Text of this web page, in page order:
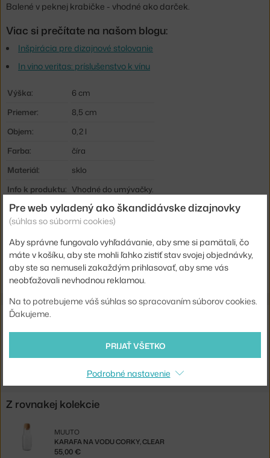
Balené v peknej krabičke - vhodné ako darček.
Viac si prečítate na našom blogu:
Inšpirácia pre dizajnové stolovanie
In vino veritas: príslušenstvo k vínu
Výška:
6 cm
Priemer:
8,5 cm
Objem:
0,2 l
Farba:
číra
Materiál:
sklo
Info k produktu: Vhodné do umývačky.
Kód produktu
MUU-CKYGLS20S401
EAN
5710562100524
Jste z Česka? Přejděte naCorky Glasses Low, clear
Shopping from the EU? Switch toCorky Glasses Low, clear
Súvisiace produkty
Z rovnakej kolekcie
KARAFA NA VODU CORKY, CLEAR
MUUTO
55,00 €
Pre web vyladený ako škandidávske dizajnovky
(súhlas so súbormi cookies)
Aby správne fungovalo vyhľadávanie, aby sme si pamätali, čo
máte v košíku, aby ste mohli ľahko zistiť stav svojej objednávky,
aby ste sa nemuseli zakaždým prihlasovať, aby sme vás
neobťažovali nevhodnou reklamou.
Na to potrebujeme váš súhlas so spracovaním súborov cookies.
Ďakujeme.
PRIJAŤ VŠETKO
Podrobné nastavenie